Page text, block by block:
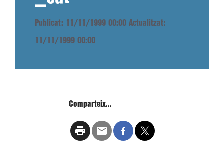
Publicat: 11/11/1999 00:00 Actualitzat:
11/11/1999 00:00
Comparteix...